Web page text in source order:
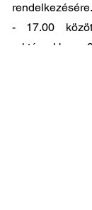
- 17.00
raktárunkban: